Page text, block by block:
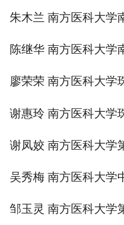
朱木兰 南方医科大学
陈继华 南方医科大学
廖荣荣 南方医科大学
谢惠玲 南方医科大学
谢凤姣 南方医科大学
吴秀梅 南方医科大学
邹玉灵 南方医科大学